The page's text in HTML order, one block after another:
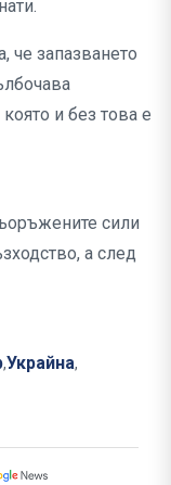
че запазването
и без това е
сили
а след
,Украйна,